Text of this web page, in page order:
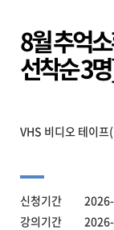
8월 추억
선착순 3
VHS 비디오 테이
신청기간 2026-
강의기간 2026-